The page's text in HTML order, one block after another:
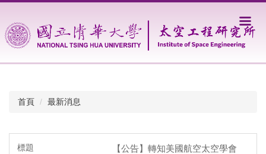
主
要
首頁
最新消息
【公告】轉知美國航空太空學會